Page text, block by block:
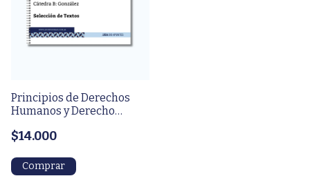
Principios de Derechos
Humanos y Derecho
González) - Selección de
$14.000